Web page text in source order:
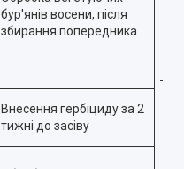
бур'янів восени, після
збирання попередника
-
Внесення гербіциду за 2
тижні до засіву